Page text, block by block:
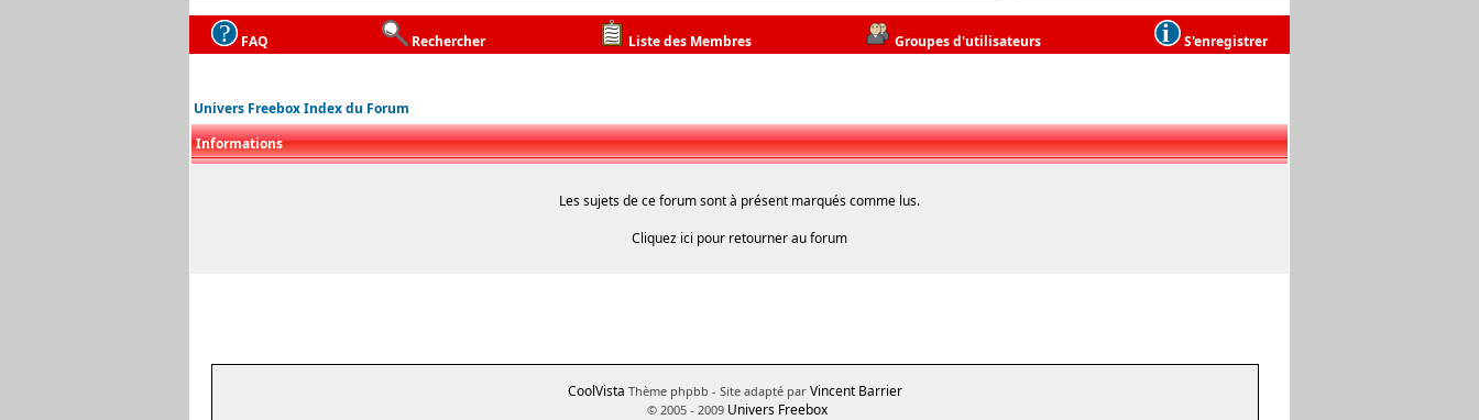
FAQ Rechercher Liste des Membres Groupes d'utilisateurs S'enregistrer
Univers Freebox Index du Forum
Informations
Les sujets de ce forum sont à présent marqués comme lus.
Cliquez ici pour retourner au forum
CoolVista Thème phpbb - Site adapté par Vincent Barrier
© 2005 - 2009 Univers Freebox